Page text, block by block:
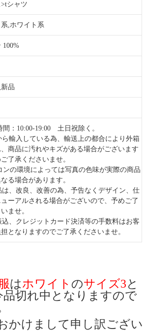
>tシャツ
,ホワイト系
100%
品
：10:00-19:00 土日祝除く。
輸入している為、輸送上の都合により外箱
商品に汚れやキズがある場合がございます
了承くださいませ。
の環境によっては写真の色味が実際の商品
る場合があります。
、改良、改善の為、予告なくデザイン、仕
ーアルされる場合がございので、予めご了
ませ。
、クレジットカード決済等の手数料はお客
となりますのでご了承くださいませ。
はホワイト のサイズ3と
品切れ中となりますので
かけまして申し訳ござい